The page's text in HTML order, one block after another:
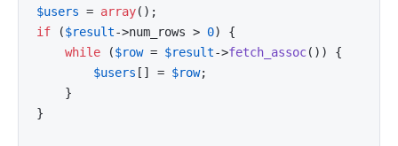
$users = array
if ($result->num_rows > 0) {
while ($row = $result->fetch_assoc()) {
$users [] = $row;
    }
}